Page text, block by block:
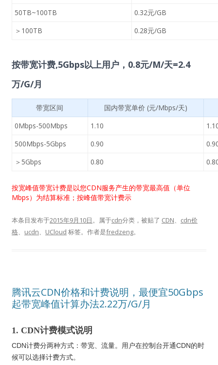
50TB~100TB
0.32元/GB
＞100TB
0.28元/GB
按带宽计费,5Gbps以上用户，0.8元/M/天=2.4
万/G/月
带宽区间
国内带宽单价 (元/Mbps/天)
0Mbps-500Mbps
1.10
500Mbps-5Gbps
0.90
＞5Gbps
0.80
按宽峰值带宽计费是以您CDN服务产生的带宽最高值（单位
Mbps）为结算标准；按峰值带宽计费示
本条目发布于2015年9月10日。属于cdn分类，被贴了 CDN、 cdn价
格、 ucdn、 UCloud 标签。 作者是fredzeng。
腾讯云CDN价格和计费说明，最便宜50Gbps
起带宽峰值计算办法2.22万/G/月
1. CDN计费模式说明
CDN计费分两种方式：带宽、流量。用户在控制台开通CDN的时
候可以选择计费方式。